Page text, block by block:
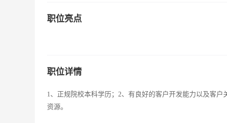
职位亮点
职位详情
1、正规院校本科学历；2、有良好的客户开发能力以及客
资源。